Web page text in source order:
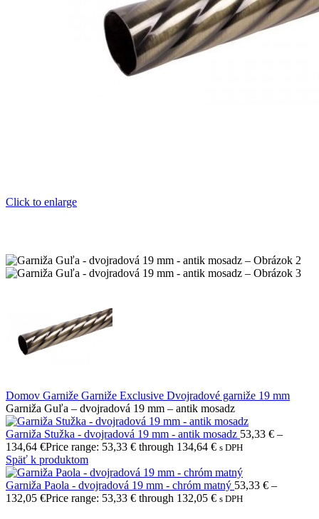
Click to enlarge
Domov Garniže Garniže Exclusive Dvojradové garniže 19 mm
Garniža Guľa – dvojradová 19 mm – antik mosadz
Garniža Stužka - dvojradová 19 mm - antik mosadz 53,33 € –
134,64 €Price range: 53,33 € through 134,64 € s DPH
Späť k produktom
Garniža Paola - dvojradová 19 mm - chróm matný 53,33 € –
132,05 €Price range: 53,33 € through 132,05 € s DPH